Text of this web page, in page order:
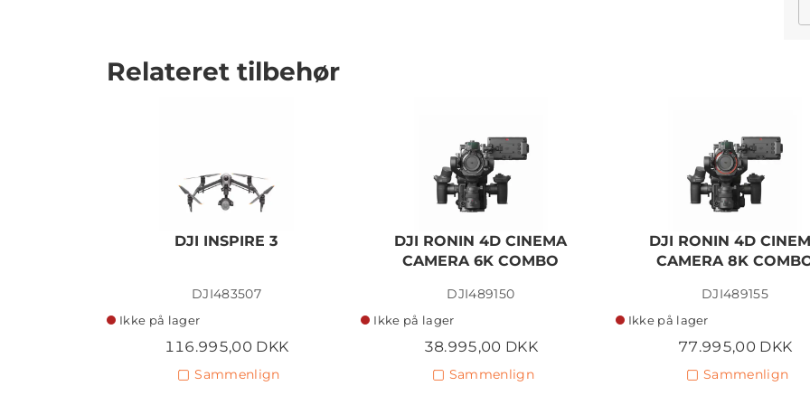
Relateret tilbehør
DJI INSPIRE 3
DJI483507
Ikke på lager
116.995,00 DKK
Sammenlign
DJI RONIN 4D CINEMA
CAMERA 6K COMBO
DJI489150
Ikke på lager
38.995,00 DKK
Sammenlign
DJI RONIN 4D
CAMERA 8K
DJI489155
Ikke på lager
77.995,00 DKK
Sammenlign